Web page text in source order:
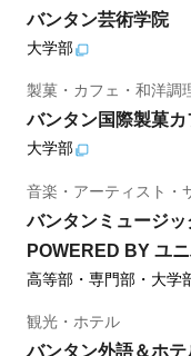
バンタン芸術学院
大学部
製菓・カフェ・和洋調
バンタン国際製菓
大学部
音楽・アーティスト・
バンタンミュージ
POWERED BY ユ
高等部・専門部・大学
観光・ホテル
バンタン外語＆ホ